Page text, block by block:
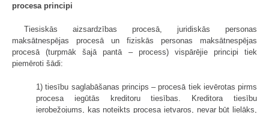
procesa principi
Tiesiskās aizsardzības procesā, juridiskās personas
maksātnespējas procesā un fiziskās personas maksātnespējas
procesā (turpmāk šajā pantā – process) vispārējie principi tiek
piemēroti šādi:
1) tiesību saglabāšanas princips – procesā tiek ievērotas pirms
procesa iegūtās kreditoru tiesības. Kreditora tiesību
ierobežojums, kas noteikts procesa ietvaros, nevar būt lielāks,